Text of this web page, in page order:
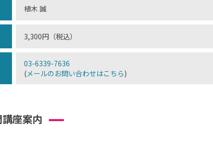
植木 誠
3,300円（税込）
03-6339-7636
(メールのお問い合わせはこちら)
座案内